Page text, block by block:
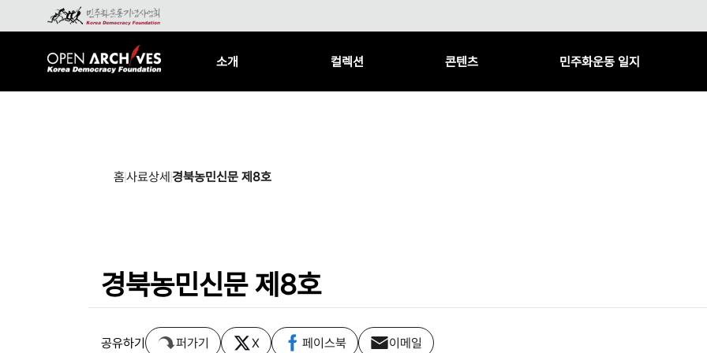
소개 컬렉션 콘텐츠 민주화운동 일지
홈사료상세경북농민신문 제8호
경북농민신문 제8호
공유하기 퍼가기 X 페이스북 이메일